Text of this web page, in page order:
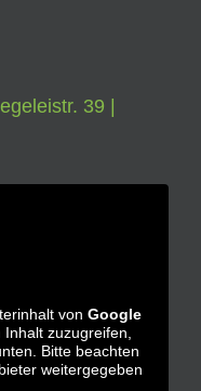
39 |
von Google
Inhalt zuzugreifen,
Bitte beachten
weitergegeben